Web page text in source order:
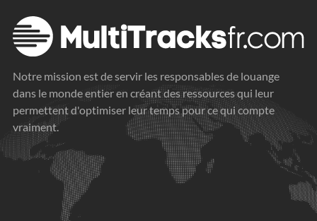
Notre mission est de servir les responsables de louange
dans le monde entier en créant des ressources qui leur
permettent d'optimiser leur temps pour ce qui compte
vraiment.